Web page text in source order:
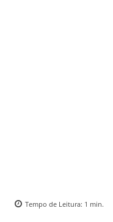
Tempo de Leitura: 1 min.